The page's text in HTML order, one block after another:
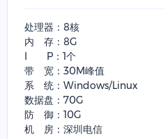
处理器：8核
内 存：8G
I P：1个
带 宽：30M峰值
系 统：Windows/Linux
数据盘：70G
防 御：10G
机 房：深圳电信